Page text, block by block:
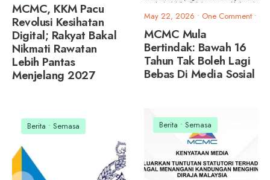
MCMC, KKM Pacu
Revolusi Kesihatan
Digital; Rakyat Bakal
Nikmati Rawatan
Lebih Pantas
Menjelang 2027
May 22, 2026 • One Comment •
MCMC Mula
Bertindak: Bawah 16
Tahun Tak Boleh Lagi
Bebas Di Media Sosial
Berita • Semasa
Berita • Semasa